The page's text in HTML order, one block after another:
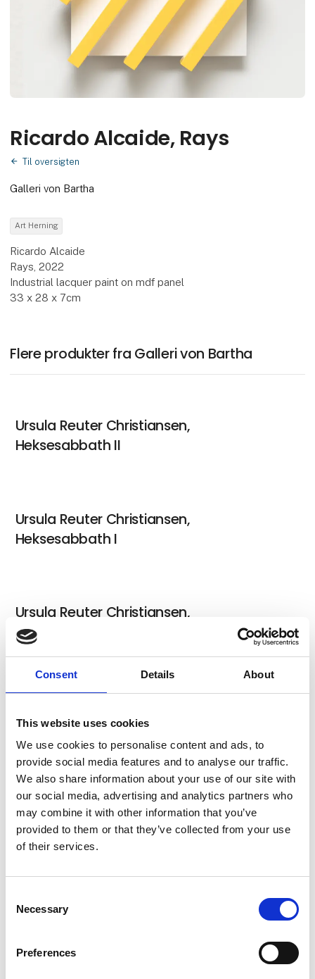
Consent Details About
This website uses cookies
We use cookies to personalise content and ads, to
provide social media features and to analyse our traffic.
We also share information about your use of our site with
our social media, advertising and analytics partners who
may combine it with other information that you’ve
provided to them or that they’ve collected from your use
of their services.
Selection
Necessary
Preferences
Ricardo Alcaide, Rays
Til oversigten
Galleri von Bartha
Art Herning
Ricardo Alcaide
Rays, 2022
Industrial lacquer paint on mdf panel
33 x 28 x 7cm
Flere produkter fra Galleri von Bartha
Ursula Reuter Christiansen,
Heksesabbath II
Ursula Reuter Christiansen,
Heksesabbath I
Ursula Reuter Christiansen,
Heksesabbath III
Landon Metz, MMXXII LXIV
Andrew Bick, GW Drawing